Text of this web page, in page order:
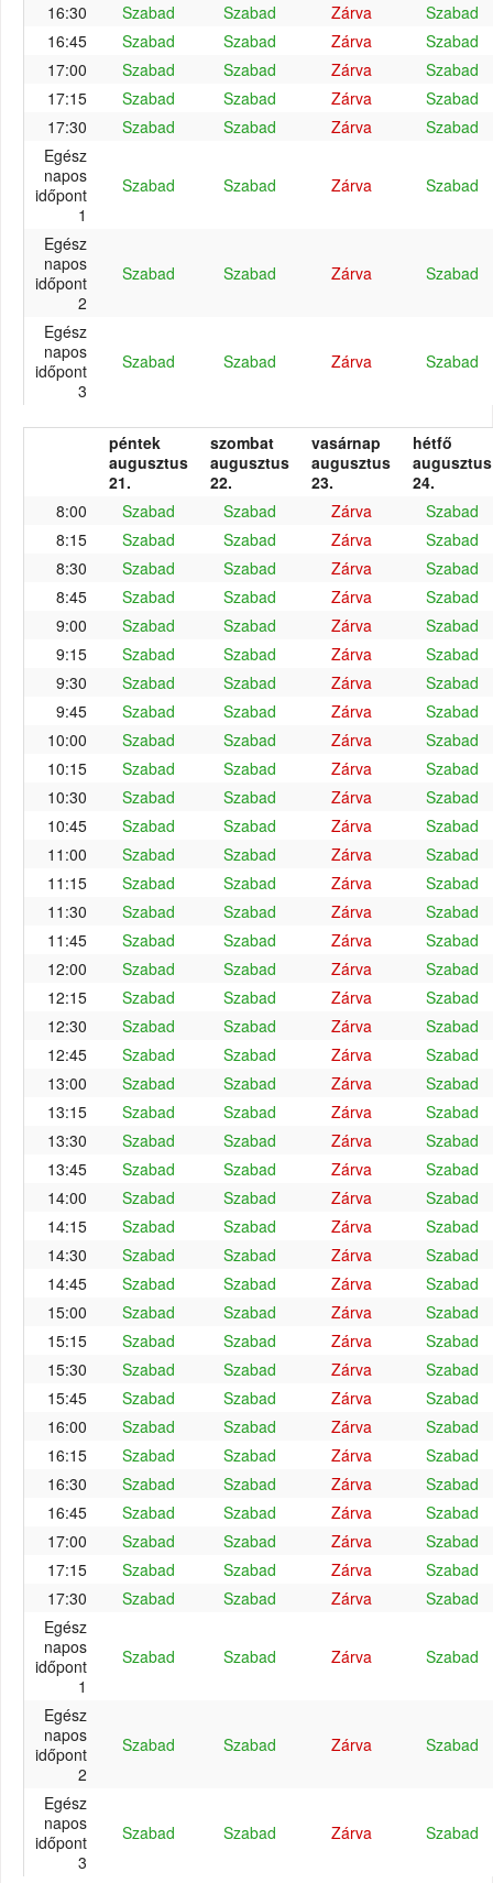
16:30 Szabad Szabad Zárva
Szabad
16:45
Szabad Szabad Zárva
Szabad
17:00
Szabad Szabad Zárva
Szabad
17:15
Szabad Szabad Zárva
Szabad
17:30
Szabad Szabad Zárva
Szabad
Egész
napos
időpont
1
Szabad Szabad Zárva Szabad
Egész
napos
időpont
2
Szabad Szabad Zárva Szabad
Egész
napos
időpont
3
Szabad Szabad Zárva Szabad
péntek
augusztus
21.
szombat
augusztus
22.
vasárnap
augusztus
23.
hétfő
augusztus
24.
8:00
Szabad Szabad Zárva
Szabad
8:15
Szabad Szabad Zárva
Szabad
8:30
Szabad Szabad Zárva
Szabad
8:45
Szabad Szabad Zárva
Szabad
9:00
Szabad Szabad Zárva
Szabad
9:15
Szabad Szabad Zárva
Szabad
9:30
Szabad Szabad Zárva
Szabad
9:45
Szabad Szabad Zárva
Szabad
10:00
Szabad Szabad Zárva
Szabad
10:15
Szabad Szabad Zárva
Szabad
10:30
Szabad Szabad Zárva
Szabad
10:45
Szabad Szabad Zárva
Szabad
11:00
Szabad Szabad Zárva
Szabad
11:15
Szabad Szabad Zárva
Szabad
11:30
Szabad Szabad Zárva
Szabad
11:45
Szabad Szabad Zárva
Szabad
12:00
Szabad Szabad Zárva
Szabad
12:15
Szabad Szabad Zárva
Szabad
12:30
Szabad Szabad Zárva
Szabad
12:45
Szabad Szabad Zárva
Szabad
13:00
Szabad Szabad Zárva
Szabad
13:15
Szabad Szabad Zárva
Szabad
13:30
Szabad Szabad Zárva
Szabad
13:45
Szabad Szabad Zárva
Szabad
14:00
Szabad Szabad Zárva
Szabad
14:15
Szabad Szabad Zárva
Szabad
14:30
Szabad Szabad Zárva
Szabad
14:45
Szabad Szabad Zárva
Szabad
15:00
Szabad Szabad Zárva
Szabad
15:15
Szabad Szabad Zárva
Szabad
15:30
Szabad Szabad Zárva
Szabad
15:45
Szabad Szabad Zárva
Szabad
16:00
Szabad Szabad Zárva
Szabad
16:15
Szabad Szabad Zárva
Szabad
16:30
Szabad Szabad Zárva
Szabad
16:45
Szabad Szabad Zárva
Szabad
17:00
Szabad Szabad Zárva
Szabad
17:15
Szabad Szabad Zárva
Szabad
17:30
Szabad Szabad Zárva
Szabad
Egész
napos
időpont
1
Szabad Szabad Zárva Szabad
Egész
napos
időpont
2
Szabad Szabad Zárva Szabad
Egész
napos
időpont
3
Szabad Szabad Zárva Szabad